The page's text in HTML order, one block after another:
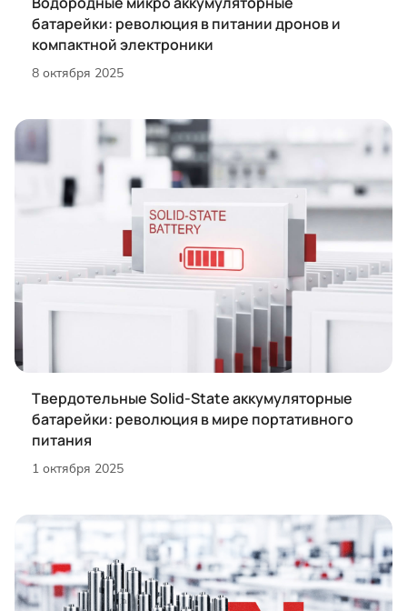
батарейки: революция в питании дронов и
компактной электроники
8 октября 2025
Твердотельные Solid-State аккумуляторные
батарейки: революция в мире портативного
питания
1 октября 2025